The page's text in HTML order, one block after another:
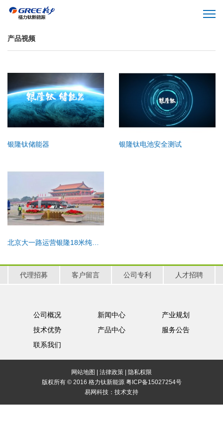
产品视频
银隆钛储能器 银隆钛电池安全测试
北京大一路运营银隆18米纯电动公交
代理招募 客户留言 公司专利 人才招聘
公司概况 新闻中心
产业规划
技术优势
产品中心
服务公告
联系我们
网站地图 法律政策
隐私权限
版权所有 © 2016 格力钛新能源 粤ICP备15027254号
易网科技： 技术支持